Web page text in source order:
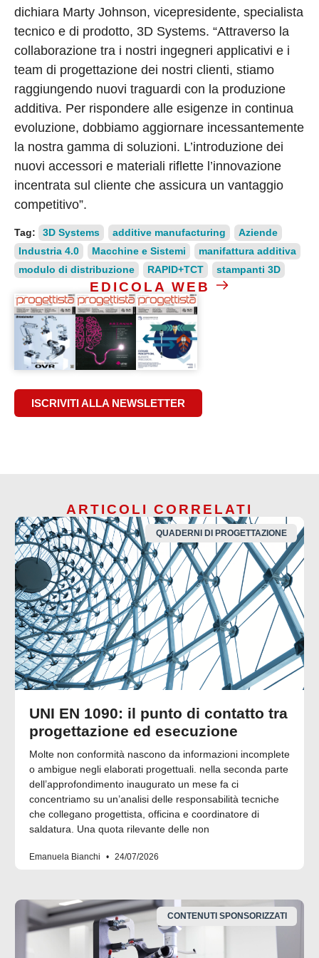
dichiara Marty Johnson, vicepresidente, specialista
tecnico e di prodotto, 3D Systems. “Attraverso la
collaborazione tra i nostri ingegneri applicativi e i
team di progettazione dei nostri clienti, stiamo
raggiungendo nuovi traguardi con la produzione
additiva. Per rispondere alle esigenze in continua
evoluzione, dobbiamo aggiornare incessantemente
la nostra gamma di soluzioni. L’introduzione dei
nuovi accessori e materiali riflette l’innovazione
incentrata sul cliente che assicura un vantaggio
competitivo”.
Tag: 3D Systems additive manufacturing
Aziende
Industria 4.0
Macchine e Sistemi
manifattura additiva
modulo di distribuzione
RAPID+TCT stampanti 3D
EDICOLA WEB
ISCRIVITI ALLA NEWSLETTER
ARTICOLI CORRELATI
QUADERNI DI PROGETTAZIONE
UNI EN 1090: il punto di contatto tra
progettazione ed esecuzione
Molte non conformità nascono da informazioni incomplete
o ambigue negli elaborati progettuali. nella seconda parte
dell’approfondimento inaugurato un mese fa ci
concentriamo su un’analisi delle responsabilità tecniche
che collegano progettista, officina e coordinatore di
saldatura. Una quota rilevante delle non
Emanuela Bianchi 24/07/2026
CONTENUTI SPONSORIZZATI